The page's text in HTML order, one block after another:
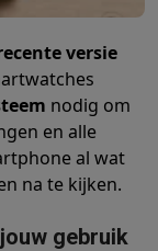
Alarmsystemen
SumUp
zonnepanelen
TV Streamer
Slimme
versie
nodig om
en alle
al wat
na te kijken.
gebruik